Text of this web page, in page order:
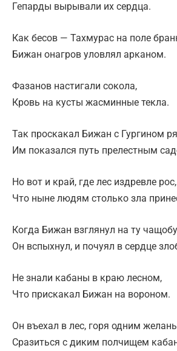
Гепарды вырывали их сердца.
Как бесов — Тахмурас на поле
Бижан онагров уловлял арканом.
Фазанов настигали сокола,
Кровь на кусты жасминные текла.
Так проскакал Бижан с Гургином
Им показался путь прелестным
Но вот и край, где лес издревле рос,
Что ныне людям столько зла
Когда Бижан взглянул на ту
Он вспыхнул, и почуял в сердце
Не знали кабаны в краю лесном,
Что прискакал Бижан на вороном.
Он въехал в лес, горя одним
Сразиться с диким полчищем